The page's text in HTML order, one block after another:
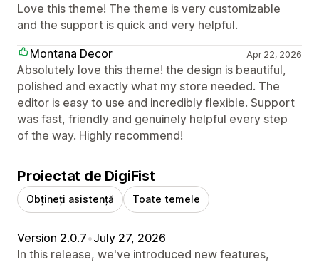
Love this theme! The theme is very customizable
and the support is quick and very helpful.
Montana Decor
Apr 22, 2026
Absolutely love this theme! the design is beautiful,
polished and exactly what my store needed. The
editor is easy to use and incredibly flexible. Support
was fast, friendly and genuinely helpful every step
of the way. Highly recommend!
Proiectat de DigiFist
Obțineți asistență Toate temele
Version 2.0.7•July 27, 2026
In this release, we've introduced new features,